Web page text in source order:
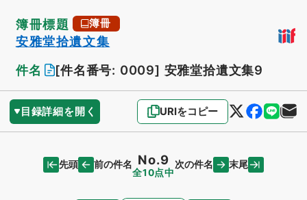
簿冊標題 簿冊
安雅堂拾遺文集
件名
[件名番号: 0009] 安雅堂拾遺文集9
目録詳細を開く URIをコピー
先頭 前の件名 No.9
全10点中
次の件名 末尾